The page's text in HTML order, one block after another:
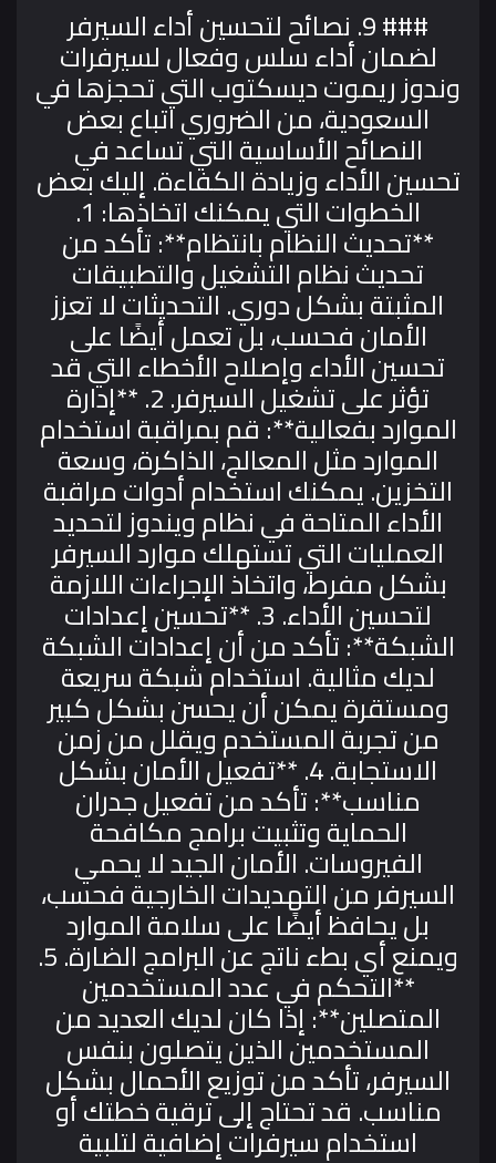
### 9. نصائح لتحسين أداء السيرفر
لضمان أداء سلس وفعال لسيرفرات
وندوز ريموت ديسكتوب التي تحجزها في
السعودية، من الضروري اتباع بعض
النصائح الأساسية التي تساعد في
تحسين الأداء وزيادة الكفاءة. إليك بعض
الخطوات التي يمكنك اتخاذها: 1.
**تحديث النظام بانتظام**: تأكد من
تحديث نظام التشغيل والتطبيقات
المثبتة بشكل دوري. التحديثات لا تعزز
الأمان فحسب، بل تعمل أيضًا على
تحسين الأداء وإصلاح الأخطاء التي قد
تؤثر على تشغيل السيرفر. 2. **إدارة
الموارد بفعالية**: قم بمراقبة استخدام
الموارد مثل المعالج، الذاكرة، وسعة
التخزين. يمكنك استخدام أدوات مراقبة
الأداء المتاحة في نظام ويندوز لتحديد
العمليات التي تستهلك موارد السيرفر
بشكل مفرط، واتخاذ الإجراءات اللازمة
لتحسين الأداء. 3. **تحسين إعدادات
الشبكة**: تأكد من أن إعدادات الشبكة
لديك مثالية. استخدام شبكة سريعة
ومستقرة يمكن أن يحسن بشكل كبير
من تجربة المستخدم ويقلل من زمن
الاستجابة. 4. **تفعيل الأمان بشكل
مناسب**: تأكد من تفعيل جدران
الحماية وتثبيت برامج مكافحة
الفيروسات. الأمان الجيد لا يحمي
السيرفر من التهديدات الخارجية فحسب،
بل يحافظ أيضًا على سلامة الموارد
ويمنع أي بطء ناتج عن البرامج الضارة. 5.
**التحكم في عدد المستخدمين
المتصلين**: إذا كان لديك العديد من
المستخدمين الذين يتصلون بنفس
السيرفر، تأكد من توزيع الأحمال بشكل
مناسب. قد تحتاج إلى ترقية خطتك أو
استخدام سيرفرات إضافية لتلبية